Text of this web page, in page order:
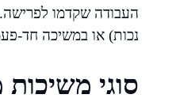
העבודה שקדמו
נכות) או במשיכה חד-
סוגי